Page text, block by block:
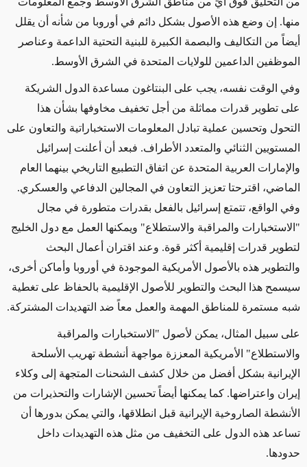
منها. إن وضع هذه الأصول بشكل دائم في أوروبا من شأنه أن يقلل
أيضاً من التكاليف والبصمة الكبيرة للبنية التحتية الداعمة وعناصر
الموظفين الداعمين للولايات المتحدة في الشرق الأوسط.
وفي الوقت نفسه، يجب على البنتاغون مساعدة الدول الشريكة
على تطوير قدرات مماثلة من أجل تخفيف مخاوفها بشأن هذا
التحول وتحسين عملية تبادل المعلومات الاستخباراتية والتعاون على
المستويين الثنائي والمتعدد الأطراف. فبعد أن أعلنت إسرائيل
والإمارات العربية المتحدة عن اتفاق التطبيع التاريخي بينهما العام
الماضي، اقترحتا تعزيز التعاون في المجالين الدفاعي والعسكري.
وفي الواقع، تتمتع إسرائيل بالفعل بقدرات متطورة في مجال
"الاستخبارات والمراقبة والاستطلاع" ويمكنها العمل مع دول الخليج
لتطوير قدرات إقليمية أكثر قوة. وعند اقتران أعمال البحث
والتطوير هذه بالأصول الأمريكية الموجودة في أوروبا وأماكن أخرى،
سيسمح هذا البحث والتطوير للأصول الإقليمية بالحفاظ على تغطية
شبه مستمرة للمناطق المهمة والعمل معاً ضد التهديدات المشتركة.
على سبيل المثال، يمكن لأصول "الاستخبارات والمراقبة
والاستطلاع" الأمريكية المعززة مواجهة أنشطة تهريب الأسلحة
الإيرانية بشكل أفضل من خلال كشف الشحنات المتجهة إلى وكلاء
إيران واعتراضها. كما يمكنها أيضاً تحسين الإشارات والتحذيرات من
الأنشطة الصاروخية الإيرانية قبل انطلاقها، والتي يمكن بدورها أن
تساعد هذه الدول على التخفيف من مثل هذه التهديدات داخل
حدودها.